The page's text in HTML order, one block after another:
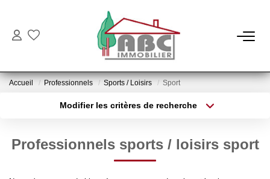
NOS BIENS
Locations
NOS SERVICES
Accueil Professionnels Sports / Loisirs Sport
Modifier les critères de recherche
Type de bien
Professionnels sports / loisirs sport